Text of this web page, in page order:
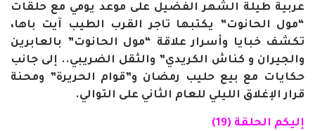
عربية طيلة الشهر الفضيل على موعد يومي مع حلقات
“مول الحانوت” يكتبها تاجر القرب الطيب آيت باها،
تكشف خبايا وأسرار علاقة “مول الحانوت” بالعابرين
والجيران و كناش الكريدي” والثقل الضريبي.. إلى جانب
حكايات مع بيع حليب رمضان و”قوام الحريرة” ومحنة
قرار الإغلاق الليلي للعام الثاني على التوالي.
إليكم الحلقة (19)